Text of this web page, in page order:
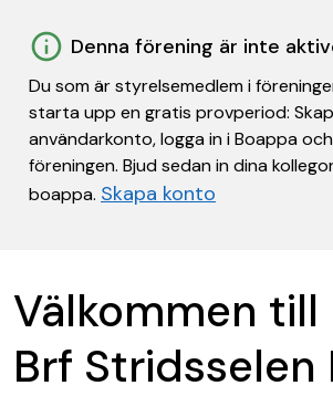
Denna förening är inte
Du som är styrelsemedlem i
starta upp en gratis provperiod:
användarkonto, logga in i Boappa
föreningen. Bjud sedan in dina
boappa. Skapa konto
Välkommen till
Brf Stridsselen